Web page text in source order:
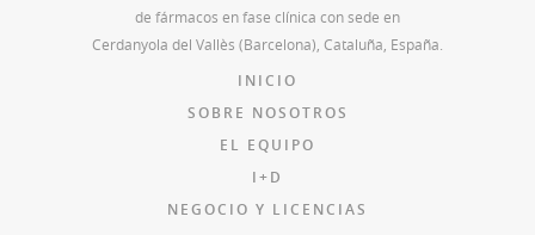
de fármacos en fase clínica con sede en
Cerdanyola del Vallès (Barcelona), Cataluña, España.
INICIO
SOBRE NOSOTROS
EL EQUIPO
I+D
NEGOCIO Y LICENCIAS